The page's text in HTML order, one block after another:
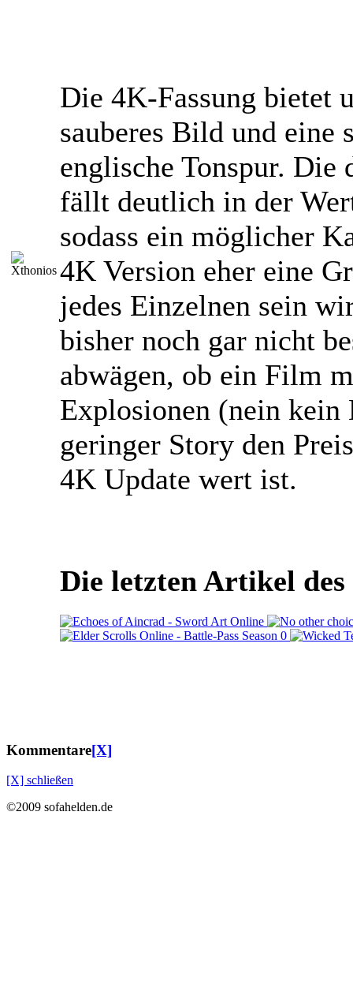
Die 4K-Fassung bietet
sauberes Bild und eine
englische Tonspur. Die
fällt deutlich in der
sodass ein möglicher
4K Version eher eine
jedes Einzelnen sein
bisher noch gar nicht
abwägen, ob ein Film
Explosionen (nein
geringer Story den
4K Update wert ist.
Die letzten Artikel
Kommentare[X]
[X] schließen
©2009 sofahelden.de